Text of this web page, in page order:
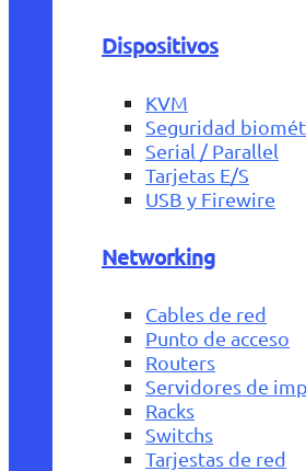
Dispositivos
KVM
Seguridad
Serial / Parallel
Tarjetas E/S
USB y Firewire
Networking
Cables de red
Punto de acceso
Routers
Servidores de
Racks
Switchs
Tarjestas de red